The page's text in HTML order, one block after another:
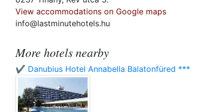
View accommodations on Google maps
info@lastminutehotels.hu
More hotels nearby
✔️ Danubius Hotel Annabella Balatonfüred ***